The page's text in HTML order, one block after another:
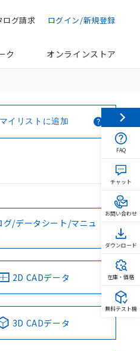
ログイン/新規登録
ログ請求
ク オンラインストア
マイリストに追加
グ/データシート/マニュ
2D CADデータ
3D CADデータ
FAQ
チャット
お問い合わせ
ダウンロード
在庫・価格
無料テスト機